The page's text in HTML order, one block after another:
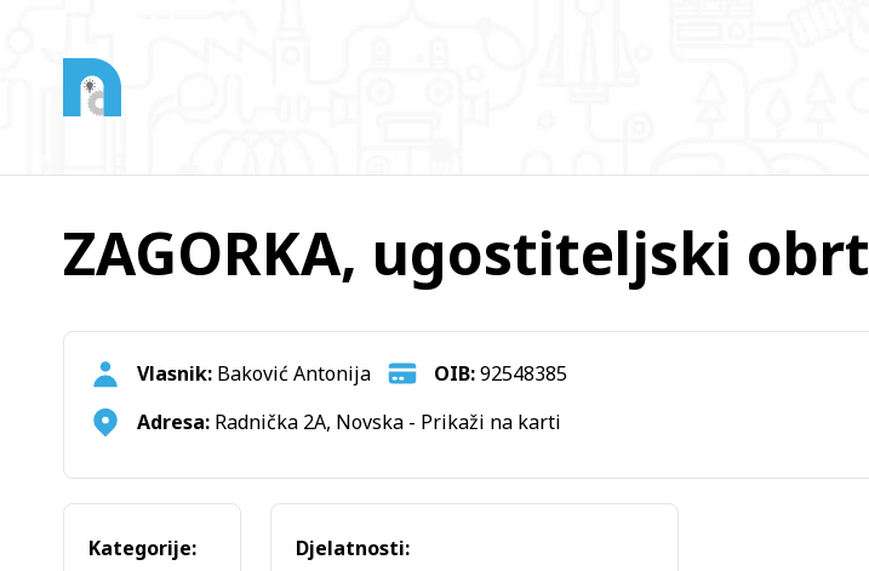
ZAGORKA, ugostiteljski obrt
Vlasnik: Baković Antonija OIB:92548385
Adresa: Radnička 2A, Novska - Prikaži na karti
Kategorije: Djelatnosti: